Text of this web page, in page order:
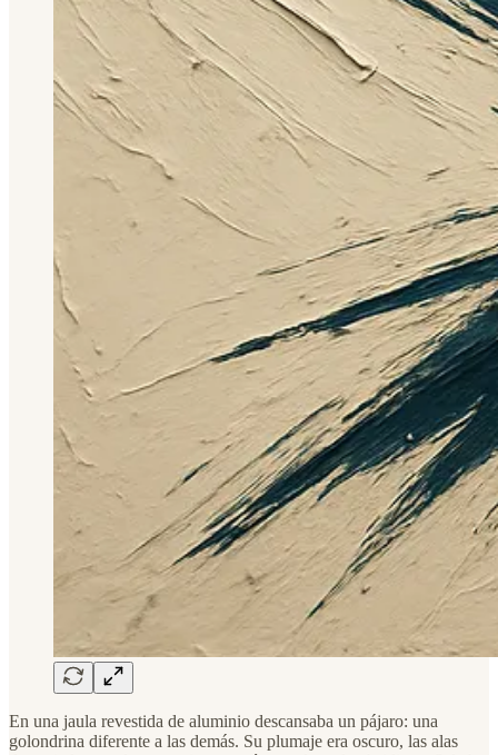
En una jaula revestida de aluminio descansaba un pájaro: una
golondrina diferente a las demás. Su plumaje era oscuro, las alas